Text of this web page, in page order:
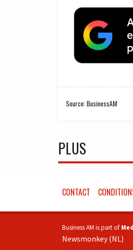
Source: BusinessAM
PLUS
CONTACT
Business AM is part of
Newsmonkey (NL)